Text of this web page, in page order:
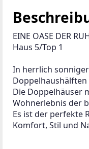
EINE OASE DER
Haus 5/Top 1
In herrlich
Die Doppelhäuser
Wohnerlebnis der
Es ist der perfekte
Komfort, Stil und